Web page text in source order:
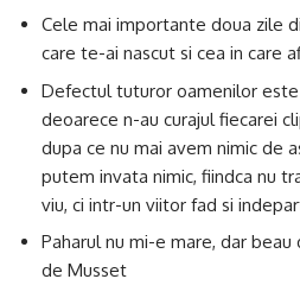
Cele mai importante doua zile
care te-ai nascut si cea in care
Defectul tuturor oamenilor este
deoarece n-au curajul fiecarei
dupa ce nu mai avem nimic de
putem invata nimic, fiindca nu
viu, ci intr-un viitor fad si
Paharul nu mi-e mare, dar
de Musset